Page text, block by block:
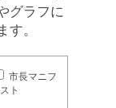
グラフに
す。
市長マニフ
ト